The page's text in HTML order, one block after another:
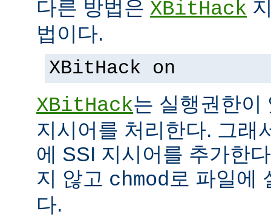
다른 방법은 XBitHack
법이다.
XBitHack on
XBitHack는 실행권한이
지시어를 처리한다. 그래
에 SSI 지시어를 추가한
지 않고 chmod 로 파일에
다.